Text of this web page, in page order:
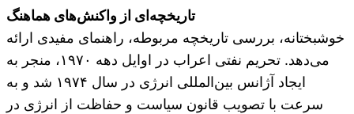
تاریخچه‌ای از واکنش‌های هماهنگ
خوشبختانه، بررسی تاریخچه مربوطه، راهنمای مفیدی ارائه
می‌دهد. تحریم نفتی اعراب در اوایل دهه ۱۹۷۰، منجر به
ایجاد آژانس بین‌المللی انرژی در سال ۱۹۷۴ شد و به
سرعت با تصویب قانون سیاست و حفاظت از انرژی در